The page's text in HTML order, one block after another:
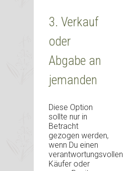
3. Verkauf
oder
Abgabe an
jemanden
Diese Option
sollte nur in
Betracht
gezogen werden,
wenn Du einen
verantwortungsvollen
Käufer oder